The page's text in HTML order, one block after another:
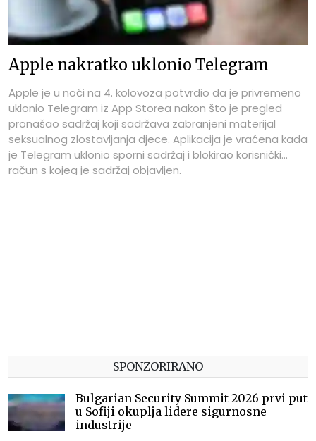
Apple nakratko uklonio Telegram
Apple je u noći na 4. kolovoza potvrdio da je privremeno
uklonio Telegram iz App Storea nakon što je pregled
pronašao sadržaj koji sadržava zabranjeni materijal
seksualnog zlostavljanja djece. Aplikacija je vraćena kada
je Telegram uklonio sporni sadržaj i blokirao korisnički
račun s kojeg je sadržaj objavljen.
SPONZORIRANO
Bulgarian Security Summit 2026 prvi put
u Sofiji okuplja lidere sigurnosne
industrije